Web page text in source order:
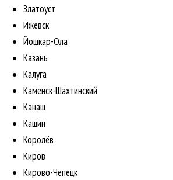
Златоуст
Ижевск
Йошкар-Ола
Казань
Калуга
Каменск-Шахтинский
Канаш
Кашин
Королёв
Киров
Кирово-Чепецк